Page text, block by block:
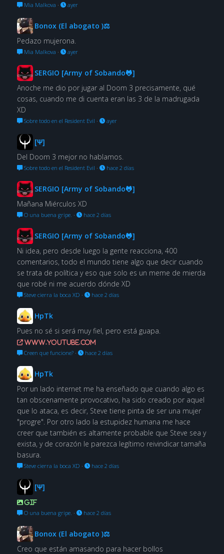
Mia Malkova · ayer
Bonox (El abogato )⚖
Pedazo mujerona.
Mia Malkova · ayer
SERGIO [Army of Sobando🐸]
Anoche me dio por jugar al Doom 3 precisamente, qué
cosas, cuando me di cuenta eran las 3 de la madrugada
XD
Sobre todo en el Resident Evil · ayer
[Ψ]
Del Doom 3 mejor no hablamos.
Sobre todo en el Resident Evil · hace 2 días
SERGIO [Army of Sobando🐸]
Mañana Miérculos XD
O una buena gripe. · hace 2 días
SERGIO [Army of Sobando🐸]
Ni idea, pero desde luego la gente reacciona, 400
comentarios, todo el mundo tiene algo que decir cuando
se trata de política y eso que solo es un meme de mierda
que robé ni me acuerdo dónde XD
Steve cierra la boca XD · hace 2 días
HpTk
Pues no sé si será muy fiel, pero está guapa.
www.youtube.com
Creen que funcione?· hace 2 días
HpTk
Por un lado internet me ha enseñado que cuando algo es
tan obscenamente provocativo, ha sido creado por aquel
que lo ataca, es decir, Steve tiene pinta de ser una mujer
"progre". Por otro lado la estupidez humana me hace
creer que también es altamente probable que Steve sea y
exista, y de corazón le parezca legítimo reivindicar tamaña
basura.
Steve cierra la boca XD · hace 2 días
[Ψ]
GIF
O una buena gripe. · hace 2 días
Bonox (El abogato )⚖
Creo que están amasando para hacer bollos